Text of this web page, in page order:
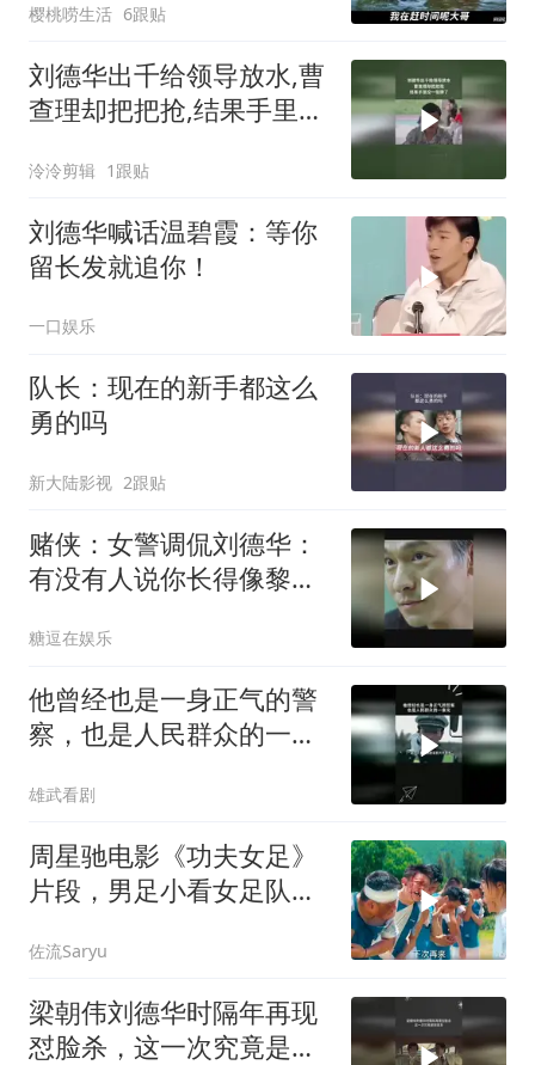
樱桃唠生活 6跟贴
刘德华出千给领导放水,曹
查理却把把抢,结果手里没
泠泠剪辑 1跟贴
刘德华喊话温碧霞：等你
留长发就追你！
一口娱乐
队长：现在的新手都这么
勇的吗
新大陆影视 2跟贴
赌侠：女警调侃刘德华：
有没有人说你长得像黎
糖逗在娱乐
他曾经也是一身正气的警
察，也是人民群众的一束
雄武看剧
周星驰电影《功夫女足》
片段，男足小看女足队
佐流Saryu
梁朝伟刘德华时隔年再现
怼脸杀，这一次究竟是敌